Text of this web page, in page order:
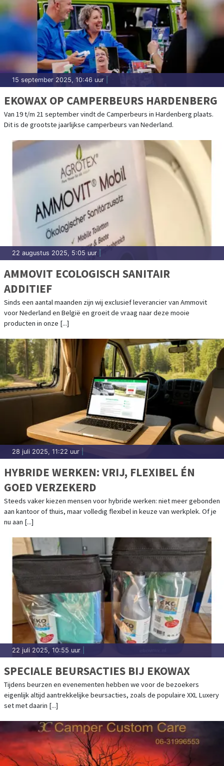
15 september 2025, 10:46 uur
EKOWAX OP CAMPERBEURS HARDENBERG
Van 19 t/m 21 september vindt de Camperbeurs in Hardenberg plaats.
Dit is de grootste jaarlijkse camperbeurs van Nederland.
22 augustus 2025, 5:05 uur
AMMOVIT ECOLOGISCH SANITAIR
ADDITIEF
Sinds een aantal maanden zijn wij exclusief leverancier van Ammovit
voor Nederland en België en groeit de vraag naar deze mooie
producten in onze [...]
28 juli 2025, 11:22 uur
HYBRIDE WERKEN: VRIJ, FLEXIBEL ÉN
GOED VERZEKERD
Steeds vaker kiezen mensen voor hybride werken: niet meer gebonden
aan kantoor of thuis, maar volledig flexibel in keuze van werkplek. Of je
nu aan [...]
22 juli 2025, 10:55 uur
SPECIALE BEURSACTIES BIJ EKOWAX
Tijdens beurzen en evenementen hebben we voor de bezoekers
eigenlijk altijd aantrekkelijke beursacties, zoals de populaire XXL Luxery
set met daarin [...]